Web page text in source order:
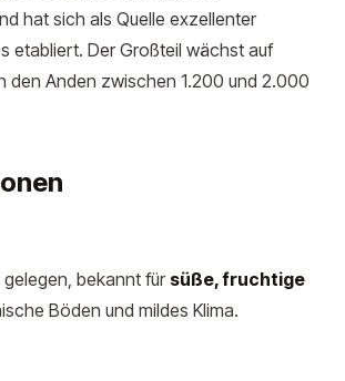
hat sich als Quelle exzellenter
etabliert. Der Großteil wächst auf
den Anden zwischen 1.200 und 2.000
bekannt für süße, fruchtige
Böden und mildes Klima.